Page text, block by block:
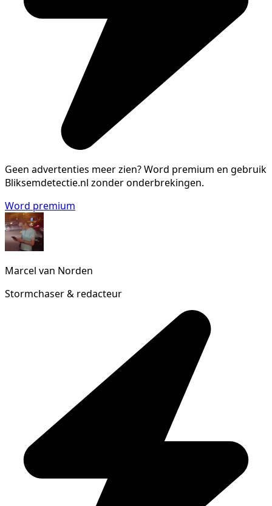
Geen advertenties meer zien?Word premium en gebruik
Bliksemdetectie.nl zonder onderbrekingen.
Word premium
Marcel van Norden
Stormchaser & redacteur